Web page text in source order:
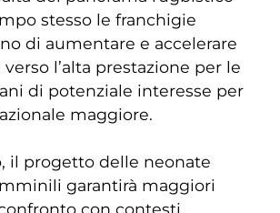
stesso le franchigie
di aumentare e accelerare
verso l’alta prestazione per le
di potenziale interesse per
maggiore.
il progetto delle neonate
garantirà maggiori